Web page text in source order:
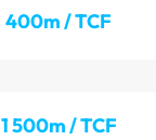
400m / TCF
1 500m / TCF